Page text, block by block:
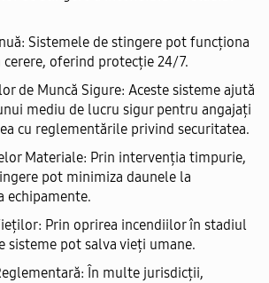
Sistemele de stingere pot funcționa
oferind protecție 24/7.
de Muncă Sigure: Aceste sisteme ajută
mediu de lucru sigur pentru angajați
cu reglementările privind securitatea.
Materiale: Prin intervenția timpurie,
pot minimiza daunele la
echipamente.
Prin oprirea incendiilor în stadiul
sisteme pot salva vieți umane.
În multe jurisdicții,